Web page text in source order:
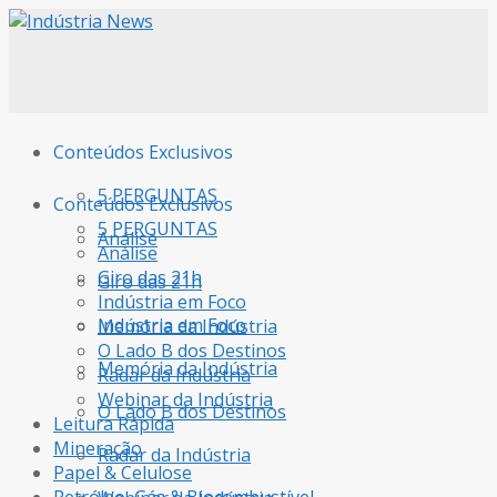
Conteúdos Exclusivos
5 PERGUNTAS
Análise
Giro das 21h
Indústria em Foco
Memória da Indústria
O Lado B dos Destinos
Radar da Indústria
Conteúdos Exclusivos
5 PERGUNTAS
Análise
Giro das 21h
Indústria em Foco
Memória da Indústria
O Lado B dos Destinos
Radar da Indústria
Webinar da Indústria
Leitura Rápida
Mineração
Papel & Celulose